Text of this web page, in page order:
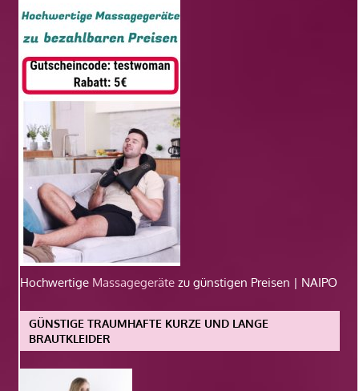
Hochwertige Massagegeräte zu günstigen Preisen | NAIPO
GÜNSTIGE TRAUMHAFTE KURZE UND LANGE
BRAUTKLEIDER